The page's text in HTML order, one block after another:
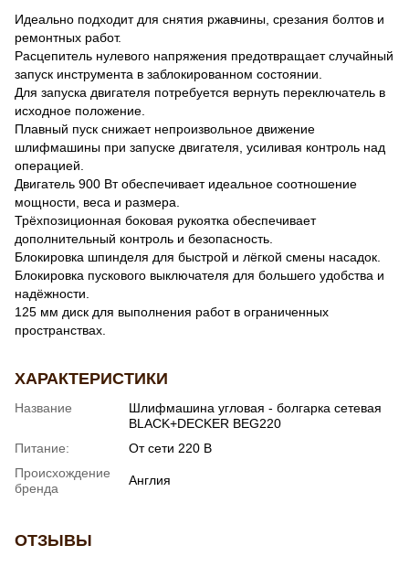
Идеально подходит для снятия ржавчины, срезания болтов и
ремонтных работ.
Расцепитель нулевого напряжения предотвращает случайный
запуск инструмента в заблокированном состоянии.
Для запуска двигателя потребуется вернуть переключатель в
исходное положение.
Плавный пуск снижает непроизвольное движение
шлифмашины при запуске двигателя, усиливая контроль над
операцией.
Двигатель 900 Вт обеспечивает идеальное соотношение
мощности, веса и размера.
Трёхпозиционная боковая рукоятка обеспечивает
дополнительный контроль и безопасность.
Блокировка шпинделя для быстрой и лёгкой смены насадок.
Блокировка пускового выключателя для большего удобства и
надёжности.
125 мм диск для выполнения работ в ограниченных
пространствах.
ХАРАКТЕРИСТИКИ
Название
Шлифмашина угловая - болгарка сетевая
BLACK+DECKER BEG220
Питание:
От сети 220 В
Происхождение
бренда
Англия
ОТЗЫВЫ